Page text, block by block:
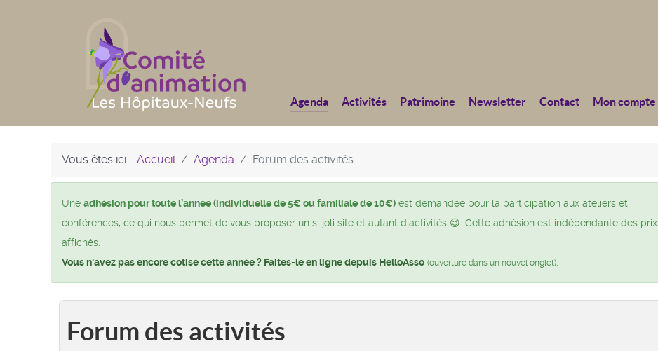
Agenda Activités Patrimoine Newsletter Contact Mon compte
Vous êtes ici : Accueil Agenda Forum des activités
Une adhésion pour toute l’année (individuelle de 5€ ou familiale de 10€) est demandée pour la participation aux ateliers et
conférences, ce qui nous permet de vous proposer un si joli site et autant d’activités 😉. Cette adhésion est indépendante des prix
affichés.
Vous n'avez pas encore cotisé cette année ? Faites-le en ligne depuis HelloAsso (ouverture dans un nouvel onglet)
Forum des activités